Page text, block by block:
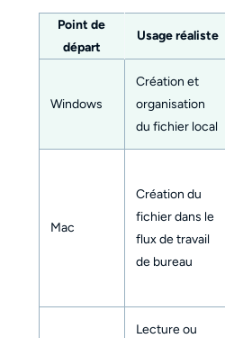
Point de
départ
Usage réaliste
Windows
Création et
organisation
du fichier local
Mac
Création du
fichier dans le
flux de travail
de bureau
Lecture ou